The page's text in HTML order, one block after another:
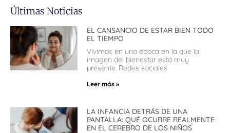
Últimas Noticias
EL CANSANCIO DE ESTAR BIEN TODO
EL TIEMPO
Vivimos en una época en la que la
imagen del bienestar está muy
presente. Redes sociales
Leer más »
LA INFANCIA DETRÁS DE UNA
PANTALLA: QUÉ OCURRE REALMENTE
EN EL CEREBRO DE LOS NIÑOS